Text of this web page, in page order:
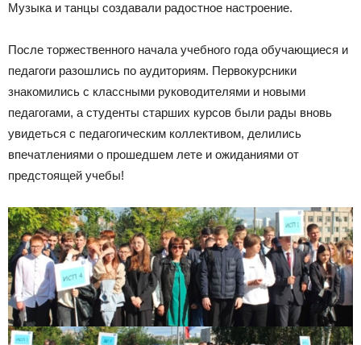
Музыка и танцы создавали радостное настроение.
После торжественного начала учебного года обучающиеся и
педагоги разошлись по аудиториям. Первокурсники
знакомились с классными руководителями и новыми
педагогами, а студенты старших курсов были рады вновь
увидеться с педагогическим коллективом, делились
впечатлениями о прошедшем лете и ожиданиями от
предстоящей учебы!